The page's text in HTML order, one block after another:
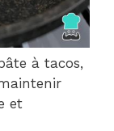
à tacos,
et